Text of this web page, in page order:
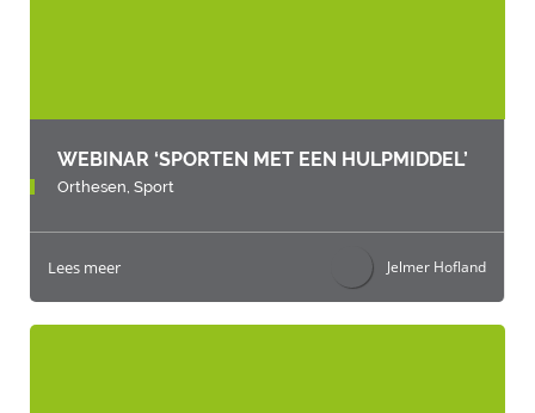
WEBINAR ‘SPORTEN MET EEN HULPMIDDEL’
Orthesen,Sport
Lees meer Jelmer Hofland